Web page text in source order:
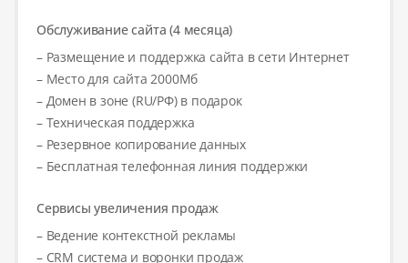
Обслуживание сайта (4 месяца)
– Размещение и поддержка сайта в сети Интернет
– Место для сайта 2000Мб
– Домен в зоне (RU/РФ) в подарок
– Техническая поддержка
– Резервное копирование данных
– Бесплатная телефонная линия поддержки
Сервисы увеличения продаж
– Ведение контекстной рекламы
– CRM система и воронки продаж